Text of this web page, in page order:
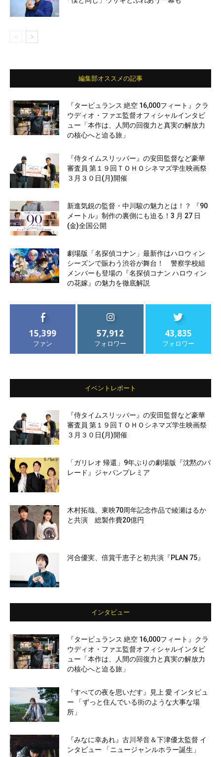
編集部オススメの記事
『タービュランス 絶空 16,000フィート』クラ
ウディオ・ファエ監督オフィシャルインタビ
ュー「本作は、人間の回復力と真実の解放力
の核心へと迫る旅」
『侍タイムスリッパー』の安田監督など豪華
審査員 第１９回ＴＯＨＯシネマズ学生映画祭
３月３０日(月)開催
新進気鋭の監督・中川駿の魅力とは！？ 『90
メートル』制作の裏側にも迫る！3 月 27 日
(金)全国公開
劇場版「名探偵コナン」最新作はハロウィン
シーズンで賑わう渋谷が舞台！ 警察学校組
メンバーも登場の『名探偵コナン ハロウィン
の花嫁』の魅力を徹底解説
15,399
ファン
57,912
フォロワー
43,835
フォロワー
イベントレポート
『侍タイムスリッパー』の安田監督など豪華
審査員 第１９回ＴＯＨＯシネマズ学生映画祭
３月３０日(月)開催
「ガリレオ 帰還」9年ぶりの劇場版『沈黙のパ
レード』ジャパンプレミア
木村拓哉、東映70周年記念作品で綾瀬はるか
と共演 総製作費20億円
河合優実、倍賞千恵子と初共演『PLAN 75』
インタビュー
『タービュランス 絶空 16,000フィート』クラ
ウディオ・ファエ監督オフィシャルインタビ
ュー「本作は、人間の回復力と真実の解放力
の核心へと迫る旅」
『すべての夜を思いだす』見上 愛 インタビュ
ー 「ずっと住んでいる街のような大事な場
所」
『みなに幸あれ』古川琴音＆下津優太監督 イ
ンタビュー 「ニュージャンルホラー誕生」